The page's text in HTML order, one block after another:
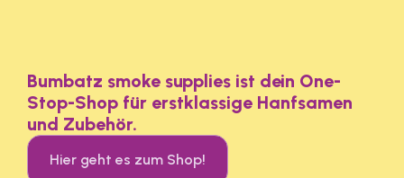
Bumbatz smoke supplies ist dein One-
Stop-Shop für erstklassige Hanfsamen
und Zubehör.
Hier geht es zum Shop!